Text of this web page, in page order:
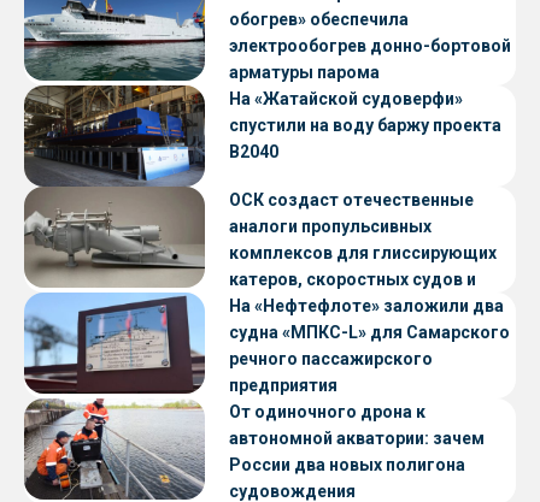
обогрев» обеспечила
электрообогрев донно-бортовой
арматуры парома
«Петропавловск» проекта CNF22
На «Жатайской судоверфи»
спустили на воду баржу проекта
В2040
ОСК создаст отечественные
аналоги пропульсивных
комплексов для глиссирующих
катеров, скоростных судов и
судов с малой осадкой
На «Нефтефлоте» заложили два
судна «МПКС-L» для Самарского
речного пассажирского
предприятия
От одиночного дрона к
автономной акватории: зачем
России два новых полигона
судовождения